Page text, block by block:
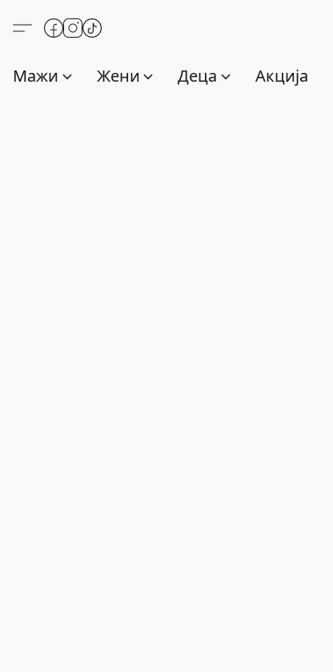
Мажи Жени Деца Акција